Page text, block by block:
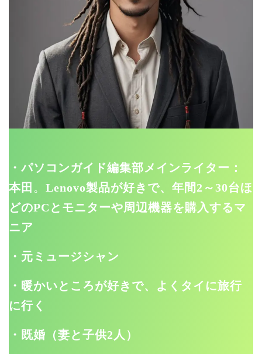
・パソコンガイド編集部メインライター：
本田 。 Lenovo製品が好きで、年間2～30台ほ
どのPCとモニターや周辺機器を購入するマ
ニア
・元ミュージシャン
・暖かいところが好きで、よくタイに旅行
に行く
・既婚（妻と子供2人）